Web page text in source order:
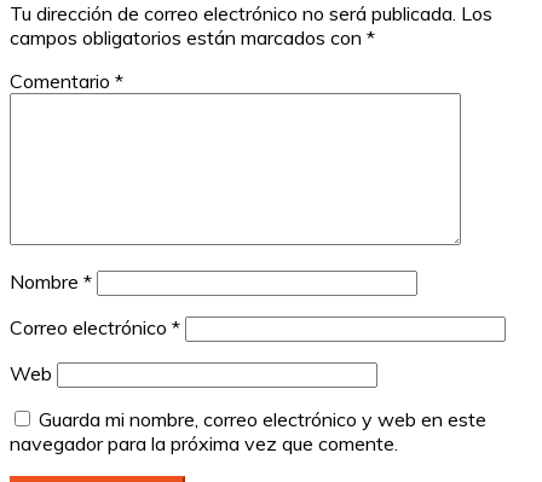
Tu dirección de correo electrónico no será publicada. Los
campos obligatorios están marcados con *
Comentario *
Nombre *
Correo electrónico *
Web
Guarda mi nombre, correo electrónico y web en este
navegador para la próxima vez que comente.